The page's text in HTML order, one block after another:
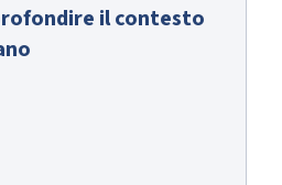
il contesto